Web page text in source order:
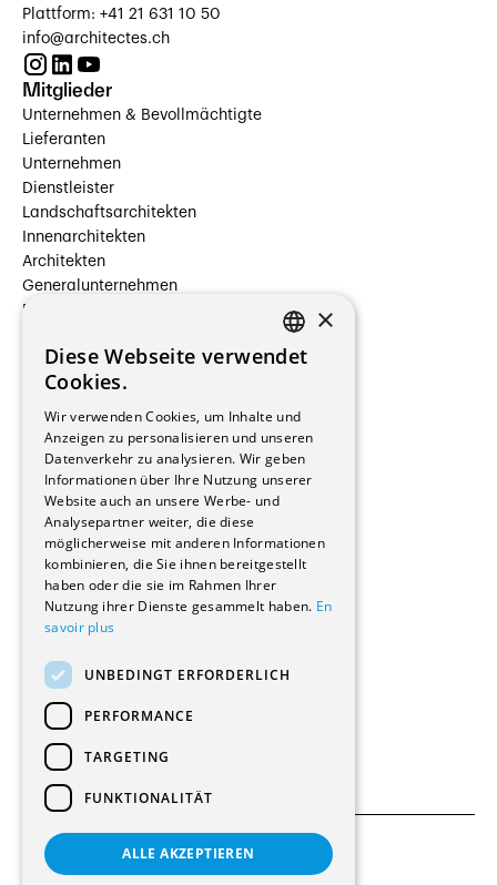
Plattform: +41 21 631 10 50
info@architectes.ch
Mitglieder
Unternehmen & Bevollmächtigte
Lieferanten
Unternehmen
Dienstleister
Landschaftsarchitekten
Innenarchitekten
Architekten
Generalunternehmen
Beauftragte Unternehmen
Hersteller/Lieferanten
Bauherrschaften
Immobilienverwaltungsgesellschaften
Stockwerkeigentum
Reportagen
Wohnungen
Renovierungen
Innere Umbauten
Gastgewerbe und Tourismus
Verwaltungsgebäude und Geschäfte
Schuleinrichtungen
Medizinische Einrichtungen
Kultur - Sport - Freizeit
Industrie - Handwerk
Transport und Parkplätze
Diverse Bauten
Allgemeine Bedingungen
FRENCH
×
Diese Webseite verwendet
Cookies.
Wir verwenden Cookies, um Inhalte und
Anzeigen zu personalisieren und unseren
Datenverkehr zu analysieren. Wir geben
Informationen über Ihre Nutzung unserer
Website auch an unsere Werbe- und
Analysepartner weiter, die diese
möglicherweise mit anderen Informationen
kombinieren, die Sie ihnen bereitgestellt
haben oder die sie im Rahmen Ihrer
Nutzung ihrer Dienste gesammelt haben. En
savoir plus
UNBEDINGT ERFORDERLICH
PERFORMANCE
TARGETING
FUNKTIONALITÄT
ALLE AKZEPTIEREN